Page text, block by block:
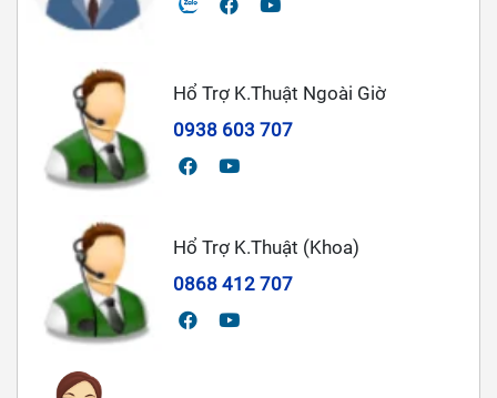
Hổ Trợ K.Thuật Ngoài Giờ
0938 603 707
Hổ Trợ K.Thuật (Khoa)
0868 412 707